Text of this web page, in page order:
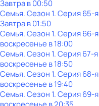
Завтра в 00:50
Семья. Сезон 1. Серия 65-я
Завтра в 01:50
Семья. Сезон 1. Серия 66-я
воскресенье в18:00
Семья. Сезон 1. Серия 67-я
воскресенье в18:50
Семья. Сезон 1. Серия 68-я
воскресенье в19:40
Семья. Сезон 1. Серия 69-я